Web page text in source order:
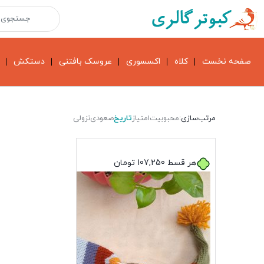
صفحه نخست کلاه اکسسوری عروسک بافتنی دستکش
مرتب‌سازی:محبوبیتامتیازتاریخصعودینزولی
هر قسط 107,250 تومان